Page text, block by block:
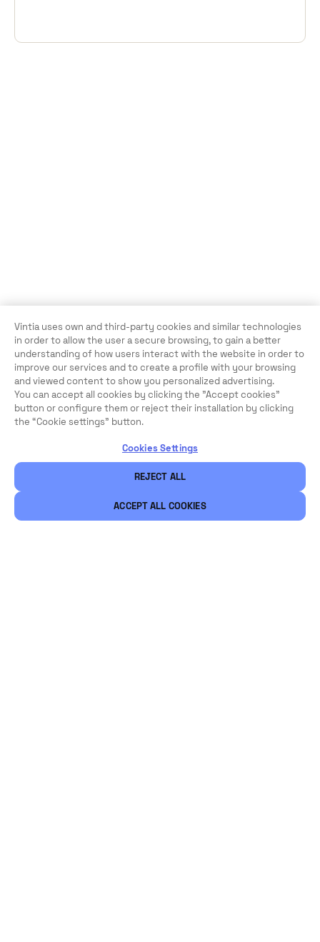
Vintia uses own and third-party cookies and similar technologies
in order to allow the user a secure browsing, to gain a better
understanding of how users interact with the website in order to
improve our services and to create a profile with your browsing
and viewed content to show you personalized advertising.
You can accept all cookies by clicking the "Accept cookies"
button or configure them or reject their installation by clicking
the “Cookie settings” button.
Cookies Settings
REJECT ALL
ACCEPT ALL COOKIES